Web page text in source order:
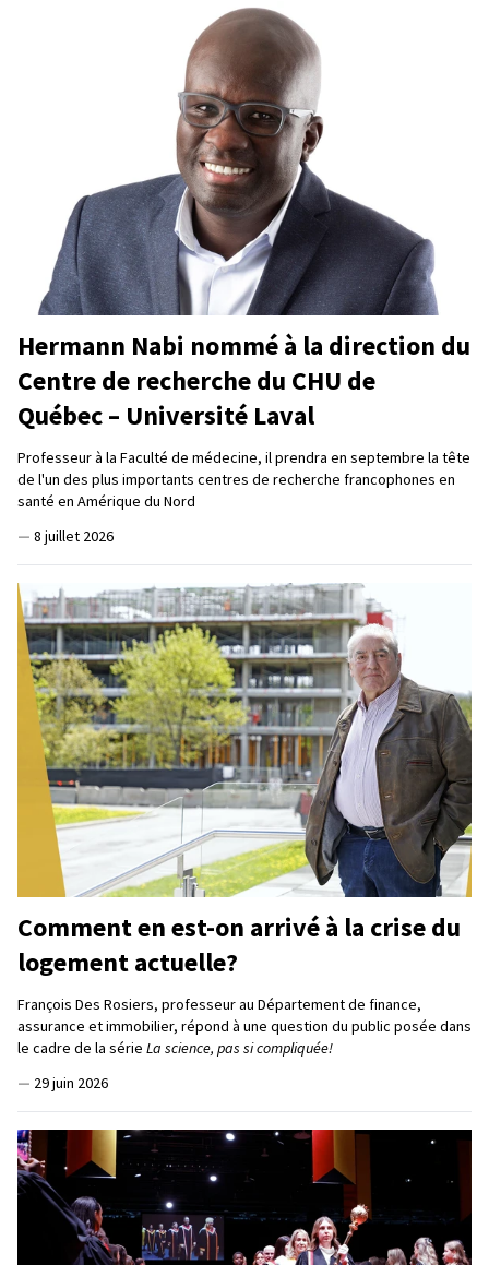
Hermann Nabi nommé à la direction du
Centre de recherche du CHU de
Québec – Université Laval
Professeur à la Faculté de médecine, il prendra en septembre la tête
de l'un des plus importants centres de recherche francophones en
santé en Amérique du Nord
— 8 juillet 2026
Comment en est-on arrivé à la crise du
logement actuelle?
François Des Rosiers, professeur au Département de finance,
assurance et immobilier, répond à une question du public posée dans
le cadre de la série La science, pas si compliquée!
— 29 juin 2026